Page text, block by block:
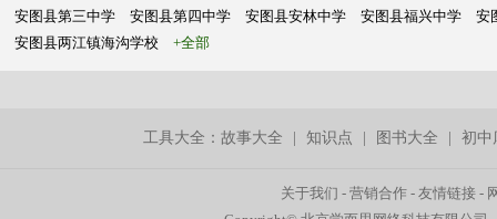
安图县第三中学 安图县第四中学 安图县安林中学 安图县福兴中学
安
安图县两江镇海沟学校
+全部
工具大全：故事大全 |知识点 图书大全 |初中
关于我们 -营销合作 -友情链接 -